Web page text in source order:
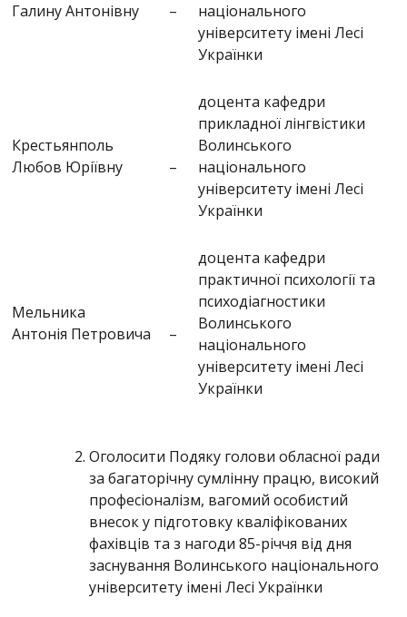
Галину Антонівну
–
національного
університету імені Лесі
Українки
Крестьянполь
Любов Юріївну
–
доцента кафедри
прикладної лінгвістики
Волинського
національного
університету імені Лесі
Українки
Мельника
Антонія Петровича
–
доцента кафедри
практичної психології та
психодіагностики
Волинського
національного
університету імені Лесі
Українки
Оголосити Подяку голови обласної ради
за багаторічну сумлінну працю, високий
професіоналізм, вагомий особистий
внесок у підготовку кваліфікованих
фахівців та з нагоди 85-річчя від дня
заснування Волинського національного
університету імені Лесі Українки